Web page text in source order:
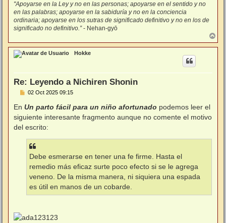
"Apoyarse en la Ley y no en las personas; apoyarse en el sentido y no
en las palabras; apoyarse en la sabiduría y no en la conciencia
ordinaria; apoyarse en los sutras de significado definitivo y no en los de
significado no definitivo.”- Nehan-gyō
r
r
Hokke
Re: Leyendo a Nichiren Shonin
M
n
a
e
02 Oct 2025 09:15
En Un parto fácil para un niño afortunado podemos leer el
siguiente interesante fragmento aunque no comente el motivo
del escrito:
Debe esmerarse en tener una fe firme. Hasta el
remedio más eficaz surte poco efecto si se le agrega
veneno. De la misma manera, ni siquiera una espada
es útil en manos de un cobarde.